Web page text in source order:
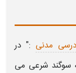
مدنی :" در
سوگند شرعی می